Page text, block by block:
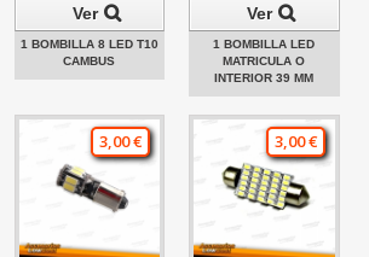
Ver
1 BOMBILLA 8 LED T10
CAMBUS
Ver
1 BOMBILLA LED
MATRICULA O
INTERIOR 39 MM
3,00 € 3,00 €